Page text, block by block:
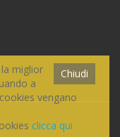
Chiudi
miglior
a
vengano
clicca qui